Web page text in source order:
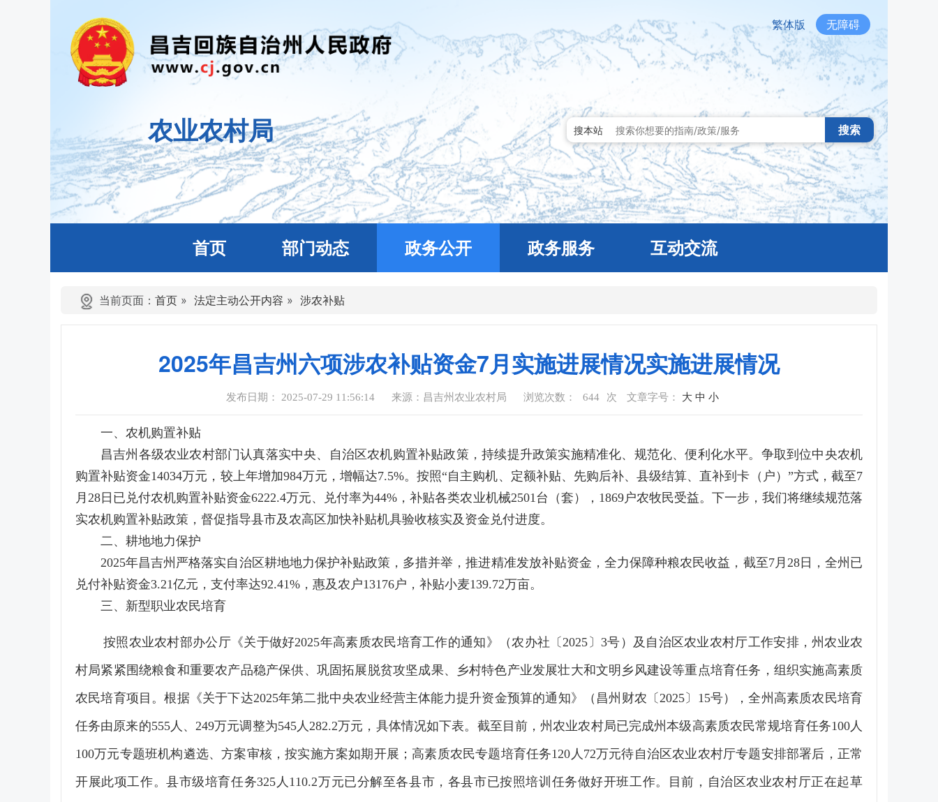
繁体版 无障碍
农业农村局 搜本站 搜索
首页 部门动态 政务公开 政务服务 互动交流
当前页面： 首页 » 法定主动公开内容 » 涉农补贴
2025年昌吉州六项涉农补贴资金7月实施进展情况实施进展情况
发布日期： 2025-07-29 11:56:14 来源：昌吉州农业农村局 浏览次数： 644 次 文章字号： 大 中 小
一、农机购置补贴
昌吉州各级农业农村部门认真落实中央、自治区农机购置补贴政策，持续提升政策实施精准化、规范化、便利化水平。争取到位中央农机
购置补贴资金14034万元，较上年增加984万元，增幅达7.5%。按照“自主购机、定额补贴、先购后补、县级结算、直补到卡（户）”方式，截至7
月28日已兑付农机购置补贴资金6222.4万元、兑付率为44%，补贴各类农业机械2501台（套），1869户农牧民受益。下一步，我们将继续规范落
实农机购置补贴政策，督促指导县市及农高区加快补贴机具验收核实及资金兑付进度。
二、耕地地力保护
2025年昌吉州严格落实自治区耕地地力保护补贴政策，多措并举，推进精准发放补贴资金，全力保障种粮农民收益，截至7月28日，全州已
兑付补贴资金3.21亿元，支付率达92.41%，惠及农户13176户，补贴小麦139.72万亩。
三、新型职业农民培育
按照农业农村部办公厅《关于做好2025年高素质农民培育工作的通知》（农办社〔2025〕3号）及自治区农业农村厅工作安排，州农业农
村局紧紧围绕粮食和重要农产品稳产保供、巩固拓展脱贫攻坚成果、乡村特色产业发展壮大和文明乡风建设等重点培育任务，组织实施高素质
农民培育项目。根据《关于下达2025年第二批中央农业经营主体能力提升资金预算的通知》（昌州财农〔2025〕15号），全州高素质农民培育
任务由原来的555人、249万元调整为545人282.2万元，具体情况如下表。截至目前，州农业农村局已完成州本级高素质农民常规培育任务100人
100万元专题班机构遴选、方案审核，按实施方案如期开展；高素质农民专题培育任务120人72万元待自治区农业农村厅专题安排部署后，正常
开展此项工作。县市级培育任务325人110.2万元已分解至各县市，各县市已按照培训任务做好开班工作。目前，自治区农业农村厅正在起草